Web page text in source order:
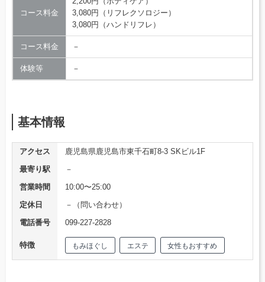
コース料金
3,080円（リフレクソロジー）
3,080円（ハンドリフレ）
コース料金 －
体験等 －
基本情報
アクセス
鹿児島県鹿児島市東千石町8-3 SKビル1F
最寄り駅
－
営業時間
10:00〜25:00
定休日
－（問い合わせ）
電話番号
099-227-2828
特徴 もみほぐし エステ 女性もおすすめ